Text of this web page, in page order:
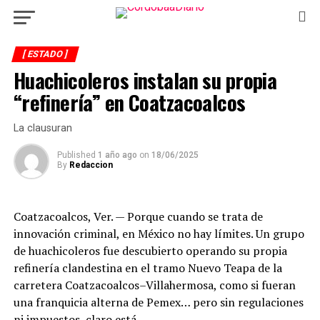
[ ESTADO ]
Huachicoleros instalan su propia
“refinería” en Coatzacoalcos
La clausuran
Published 1 año ago on 18/06/2025
By Redaccion
Coatzacoalcos, Ver. — Porque cuando se trata de
innovación criminal, en México no hay límites. Un grupo
de huachicoleros fue descubierto operando su propia
refinería clandestina en el tramo Nuevo Teapa de la
carretera Coatzacoalcos–Villahermosa, como si fueran
una franquicia alterna de Pemex… pero sin regulaciones